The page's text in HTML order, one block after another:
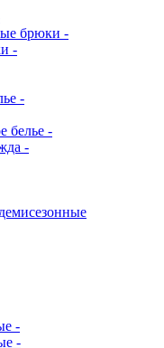
брюки -
-
-
белье -
-
-
-